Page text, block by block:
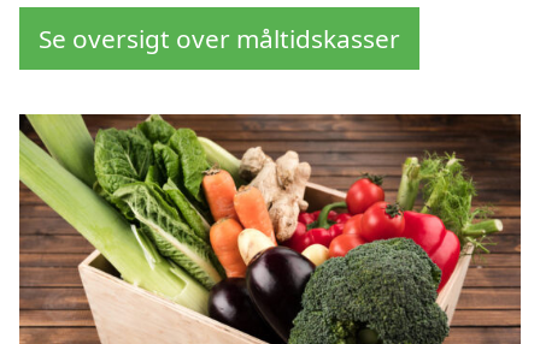
Se oversigt over måltidskasser